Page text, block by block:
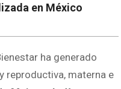
en México
ha generado
reproductiva, materna e